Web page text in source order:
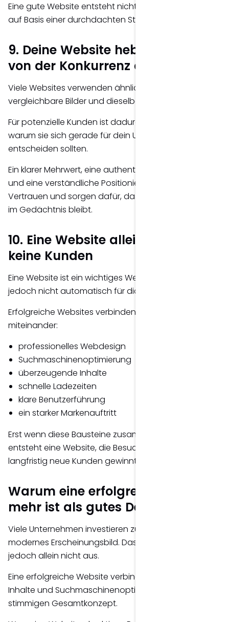
Eine gute Website entsteht nicht zufällig – sondern
auf Basis einer durchdachten Strategie.
9. Deine Website hebt sich nicht
von der Konkurrenz ab
Viele Websites verwenden ähnliche Texte,
vergleichbare Bilder und dieselben Versprechen.
Für potenzielle Kunden ist dadurch kaum erkennbar,
warum sie sich gerade für dein Unternehmen
entscheiden sollten.
Ein klarer Mehrwert, eine authentische Markenidentität
und eine verständliche Positionierung schaffen
Vertrauen und sorgen dafür, dass dein Unternehmen
im Gedächtnis bleibt.
10. Eine Website allein bringt
keine Kunden
Eine Website ist ein wichtiges Werkzeug – sie arbeitet
jedoch nicht automatisch für dich.
Erfolgreiche Websites verbinden mehrere Faktoren
miteinander:
professionelles Webdesign
Suchmaschinenoptimierung
überzeugende Inhalte
schnelle Ladezeiten
klare Benutzerführung
ein starker Markenauftritt
Erst wenn diese Bausteine zusammenspielen,
entsteht eine Website, die Besucher überzeugt und
langfristig neue Kunden gewinnt.
Warum eine erfolgreiche Website
mehr ist als gutes Design
Viele Unternehmen investieren zunächst in ein
modernes Erscheinungsbild. Das ist wichtig – reicht
jedoch allein nicht aus.
Eine erfolgreiche Website verbindet Design, Technik,
Inhalte und Suchmaschinenoptimierung zu einem
stimmigen Gesamtkonzept.